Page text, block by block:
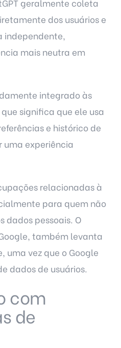
geralmente coleta
dos usuários e
independente,
mais neutra em
integrado às
significa que ele usa
e histórico de
uma experiência
relacionadas à
para quem não
pessoais. O
também levanta
uma vez que o Google
dados de usuários.
com
de